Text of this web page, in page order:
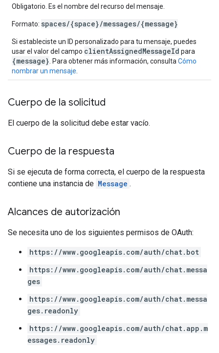
Obligatorio. Es el nombre del recurso del mensaje.
Formato: spaces/{space}/messages/{message}
Si estableciste un ID personalizado para tu mensaje, puedes
usar el valor del campo clientAssignedMessageId para
{message} . Para obtener más información, consulta Cómo
nombrar un mensaje
Cuerpo de la solicitud
El cuerpo de la solicitud debe estar vacío.
Cuerpo de la respuesta
Si se ejecuta de forma correcta, el cuerpo de la respuesta
contiene una instancia de Message .
Alcances de autorización
Se necesita uno de los siguientes permisos de OAuth:
https://www.googleapis.com/auth/chat.bot
https://www.googleapis.com/auth/chat.messa
ges
https://www.googleapis.com/auth/chat.messa
ges.readonly
https://www.googleapis.com/auth/chat.app.m
essages.readonly